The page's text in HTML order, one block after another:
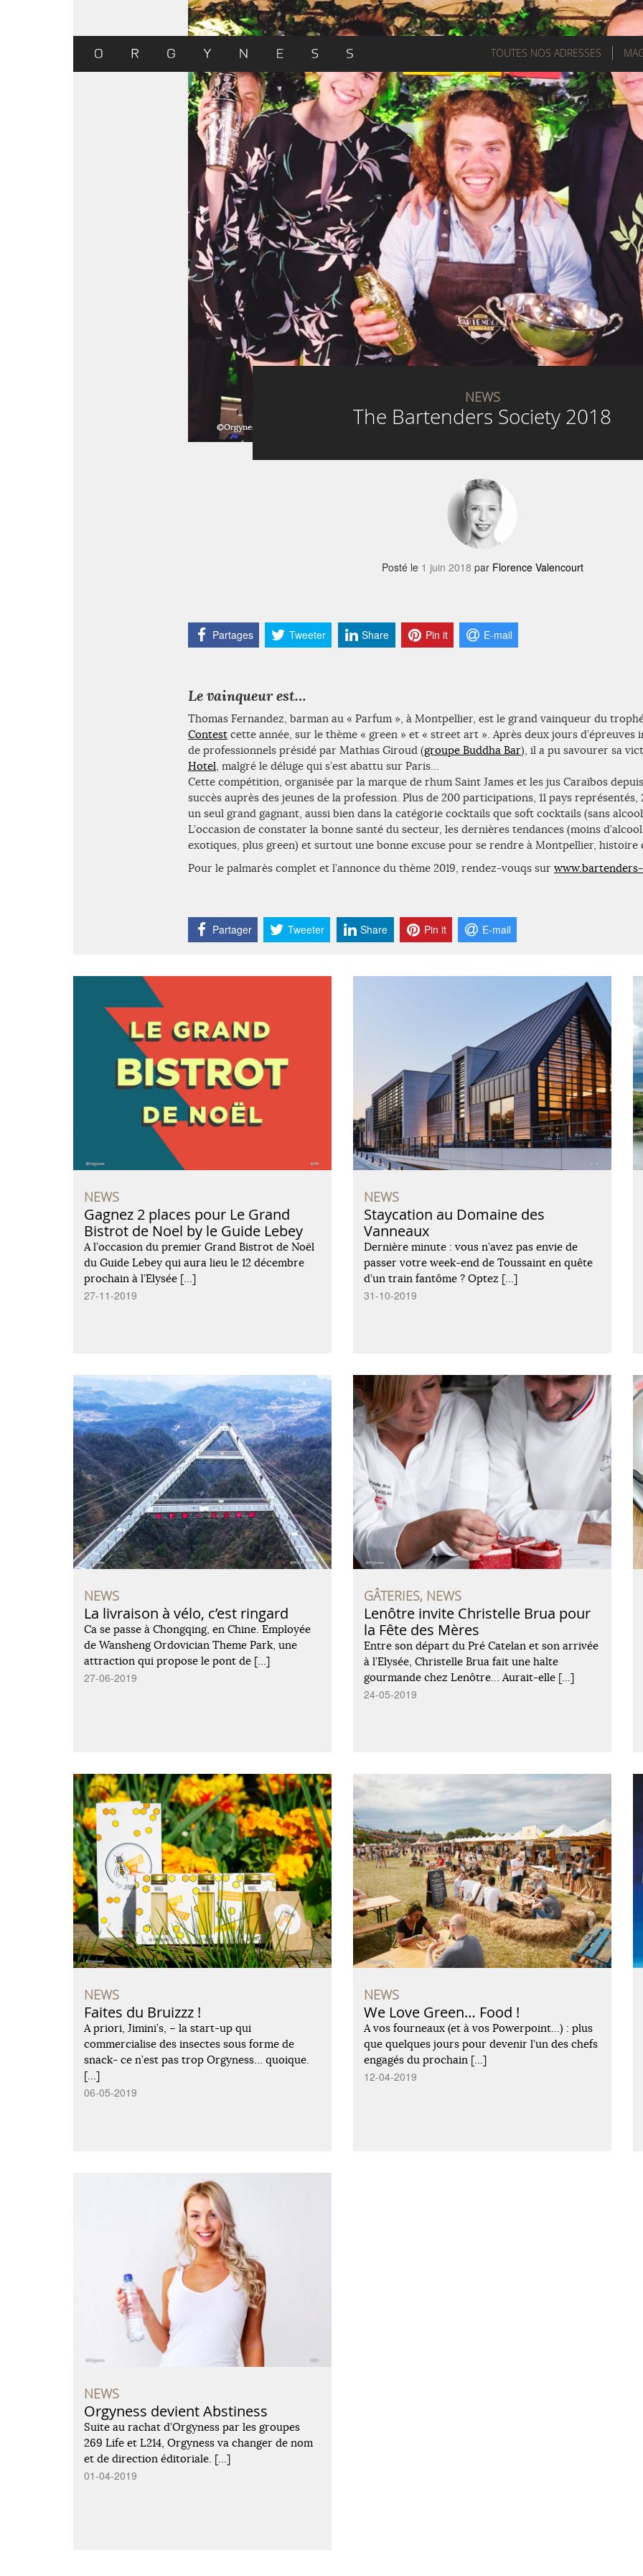
TOUTES NOS ADRESSES
NEWS
The Bartenders Society 2018
Posté le 1 juin 2018 par Florence Valencourt
Partages Tweeter Share Pin it E-mail
Le vainqueur est…
Thomas Fernandez, barman au « Parfum », à Montpellier, est le grand vainqueur du
Contest cette année, sur le thème « green » et « street art ». Après deux jours
de professionnels présidé par Mathias Giroud (groupe Buddha Bar), il a pu savourer sa
Hotel, malgré le déluge qui s’est abattu sur Paris…
Cette compétition, organisée par la marque de rhum Saint James et les jus Caraïbos
succès auprès des jeunes de la profession. Plus de 200 participations, 11 pays
un seul grand gagnant, aussi bien dans la catégorie cocktails que soft cocktails (sans
L’occasion de constater la bonne santé du secteur, les dernières tendances (moins
exotiques, plus green) et surtout une bonne excuse pour se rendre à Montpellier, histoire
Pour le palmarès complet et l’annonce du thème 2019, rendez-vouqs sur
Partager Tweeter Share Pin it E-mail
NEWS
Gagnez 2 places pour Le Grand
Bistrot de Noel by le Guide Lebey
A l’occasion du premier Grand Bistrot de Noël
du Guide Lebey qui aura lieu le 12 décembre
prochain à l’Elysée […]
27-11-2019
NEWS
Staycation au Domaine des
Vanneaux
Dernière minute : vous n’avez pas envie de
passer votre week-end de Toussaint en quête
d’un train fantôme ? Optez […]
31-10-2019
NEWS
La livraison à vélo, c’est ringard
Ca se passe à Chongqing, en Chine. Employée
de Wansheng Ordovician Theme Park, une
attraction qui propose le pont de […]
27-06-2019
GÂTERIES, NEWS
Lenôtre invite Christelle Brua pour
la Fête des Mères
Entre son départ du Pré Catelan et son arrivée
à l’Elysée, Christelle Brua fait une halte
gourmande chez Lenôtre… Aurait-elle […]
24-05-2019
NEWS
Faites du Bruizzz !
A priori, Jimini’s, – la start-up qui
commercialise des insectes sous forme de
snack- ce n’est pas trop Orgyness… quoique.
[…]
06-05-2019
NEWS
We Love Green… Food !
A vos fourneaux (et à vos Powerpoint…) : plus
que quelques jours pour devenir l’un des chefs
engagés du prochain […]
12-04-2019
NEWS
Orgyness devient Abstiness
Suite au rachat d’Orgyness par les groupes
269 Life et L214, Orgyness va changer de nom
et de direction éditoriale. […]
01-04-2019